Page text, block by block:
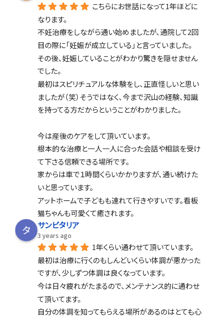
こちらにお世話になって1年ほどに
なります。
不妊治療をしながら通い始めましたが、通院して2回
目の際に「妊娠が成立している」と言っていました。
その後、妊娠していることがわかり驚きを隠せません
でした。
最初はスピリチュアルな体験をし、正直怪しいと思い
ましたが（笑）そうではなく、今まで沢山の経験、知識
を持ってる方だからということがわかりました。
今は産後のケアをして頂いています。
根本的な治療と一人一人に合った会話や相談を受け
て下さる信頼できる場所です。
家からは車で１時間くらいかかりますが、通い続けた
いと思っています。
アットホームで子どもも連れて行きやすいです。看板
猫ちゃんも可愛くて癒されます。
サンビタリア
3 years ago
1年くらい通わせて頂いています。
最初は治療に行くのもしんどいくらい体調が悪かった
ですが、少しずつ体調は良くなっています。
今は日々疲れがたまるので、メンテナンス的に通わせ
て頂いてます。
自分の体調を知ってもらえる場所があるのはとても心